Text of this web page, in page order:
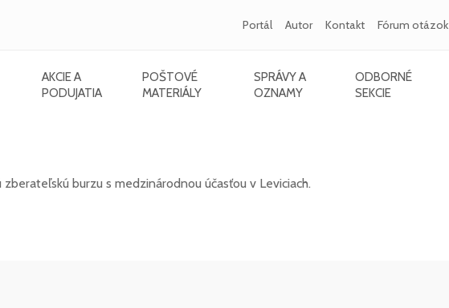
Portál Autor Kontakt Fórum otázok
AKCIE A
PODUJATIA
POŠTOVÉ
MATERIÁLY
SPRÁVY A
OZNAMY
ODBORNÉ
SEKCIE
burzu s medzinárodnou účasťou v Leviciach.